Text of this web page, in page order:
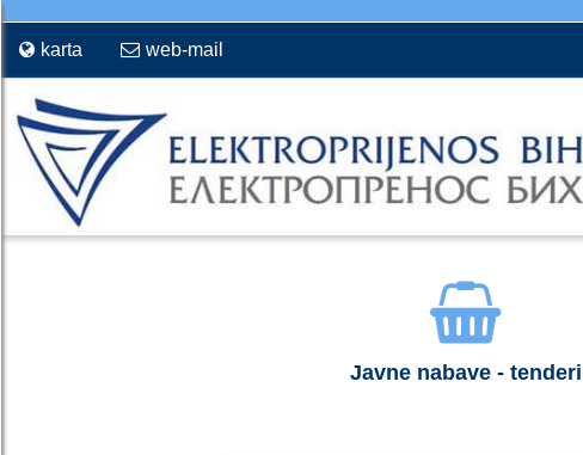
karta web-mail
Javne nabave - tenderi